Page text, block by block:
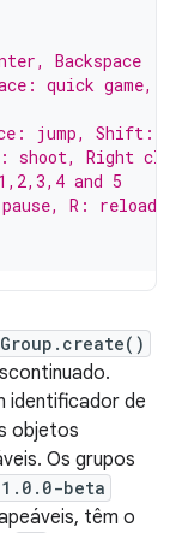
Backspace
quick game,
jump, Shift:
Right
and 5
R: reload
identificador de
objetos
Os grupos
1.0.0-beta
têm o